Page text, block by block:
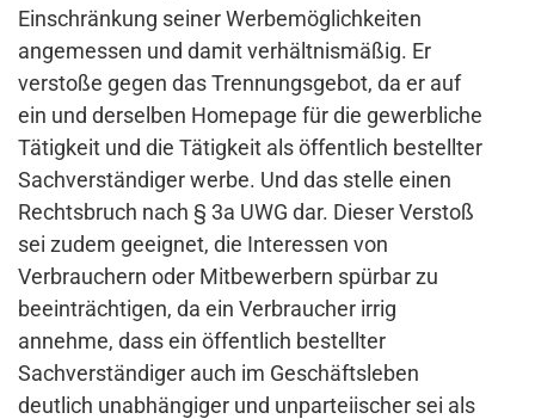
Einschränkung seiner Werbemöglichkeiten
angemessen und damit verhältnismäßig. Er
verstoße gegen das Trennungsgebot, da er auf
ein und derselben Homepage für die gewerbliche
Tätigkeit und die Tätigkeit als öffentlich bestellter
Sachverständiger werbe. Und das stelle einen
Rechtsbruch nach § 3a UWG dar. Dieser Verstoß
sei zudem geeignet, die Interessen von
Verbrauchern oder Mitbewerbern spürbar zu
beeinträchtigen, da ein Verbraucher irrig
annehme, dass ein öffentlich bestellter
Sachverständiger auch im Geschäftsleben
deutlich unabhängiger und unparteiischer sei als